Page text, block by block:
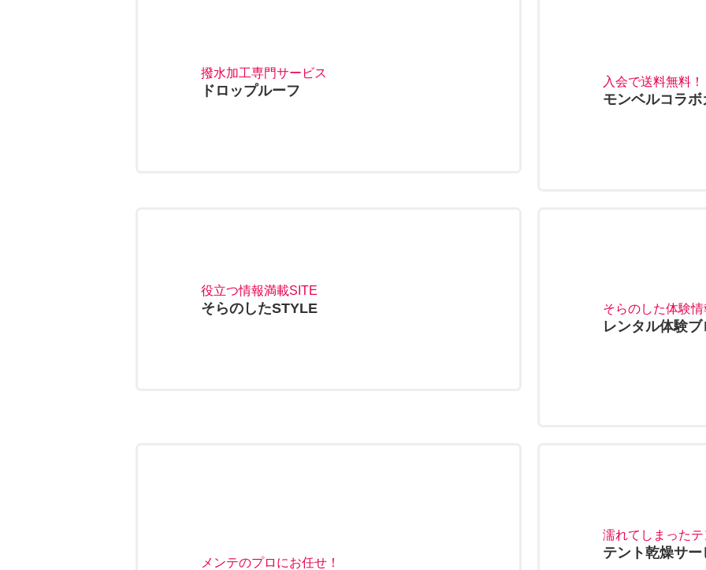
撥水加工専門サービス
ドロップルーフ
入会で送料無料！
モンベルコラ
役立つ情報満載SITE
そらのしたSTYLE そらのした体験
レンタル体験ブ
メンテのプロにお任せ！
濡れてしまった
テント乾燥サー